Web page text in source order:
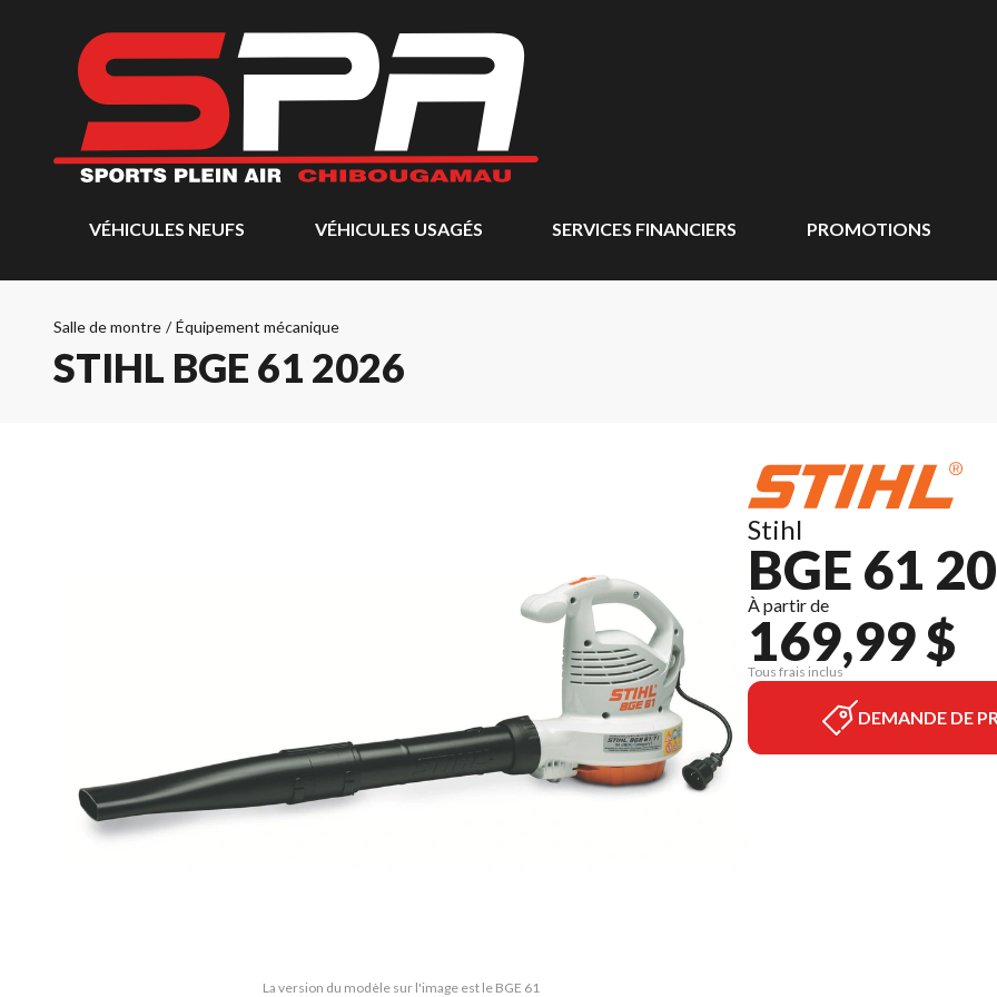
VÉHICULES NEUFS VÉHICULES USAGÉS SERVICES FINANCIERS PROMOTIONS
Salle de montre / Équipement mécanique
STIHL BGE 61 2026
La version du modèle sur l'image est le BGE 61
Stihl
BGE 61
À partir de
169,99 $
Tous frais inclus
DEMANDE DE